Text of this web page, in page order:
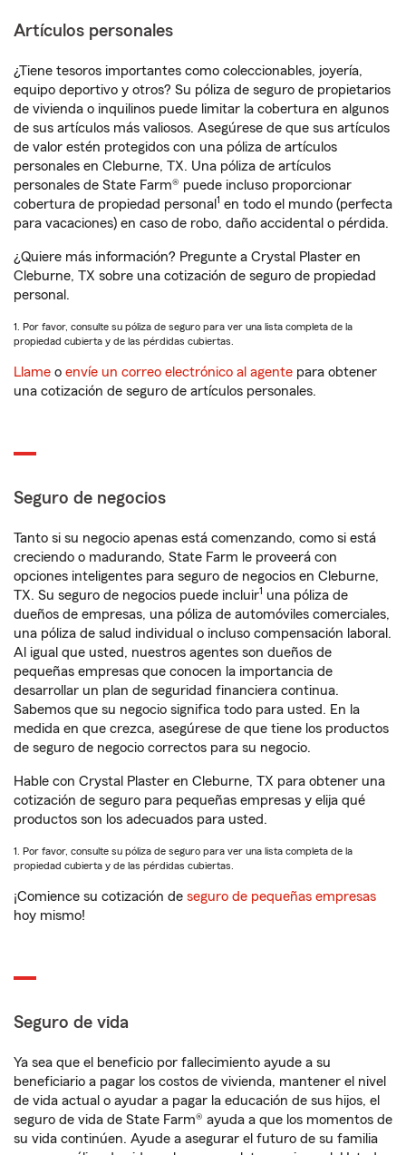
Artículos personales
¿Tiene tesoros importantes como coleccionables, joyería,
equipo deportivo y otros? Su póliza de seguro de propietarios
de vivienda o inquilinos puede limitar la cobertura en algunos
de sus artículos más valiosos. Asegúrese de que sus artículos
de valor estén protegidos con una póliza de artículos
personales en Cleburne, TX. Una póliza de artículos
personales de State Farm® puede incluso proporcionar
cobertura de propiedad personal 1 en todo el mundo (perfecta
para vacaciones) en caso de robo, daño accidental o pérdida.
¿Quiere más información? Pregunte a Crystal Plaster en
Cleburne, TX sobre una cotización de seguro de propiedad
personal.
1. Por favor, consulte su póliza de seguro para ver una lista completa de la
propiedad cubierta y de las pérdidas cubiertas.
Llame o envíe un correo electrónico al agente para obtener
una cotización de seguro de artículos personales.
Seguro de negocios
Tanto si su negocio apenas está comenzando, como si está
creciendo o madurando, State Farm le proveerá con
opciones inteligentes para seguro de negocios en Cleburne,
TX. Su seguro de negocios puede incluir1 una póliza de
dueños de empresas, una póliza de automóviles comerciales,
una póliza de salud individual o incluso compensación laboral.
Al igual que usted, nuestros agentes son dueños de
pequeñas empresas que conocen la importancia de
desarrollar un plan de seguridad financiera continua.
Sabemos que su negocio significa todo para usted. En la
medida en que crezca, asegúrese de que tiene los productos
de seguro de negocio correctos para su negocio.
Hable con Crystal Plaster en Cleburne, TX para obtener una
cotización de seguro para pequeñas empresas y elija qué
productos son los adecuados para usted.
1. Por favor, consulte su póliza de seguro para ver una lista completa de la
propiedad cubierta y de las pérdidas cubiertas.
¡Comience su cotización de seguro de pequeñas empresas
hoy mismo!
Seguro de vida
Ya sea que el beneficio por fallecimiento ayude a su
beneficiario a pagar los costos de vivienda, mantener el nivel
de vida actual o ayudar a pagar la educación de sus hijos, el
seguro de vida de State Farm® ayuda a que los momentos de
su vida continúen. Ayude a asegurar el futuro de su familia